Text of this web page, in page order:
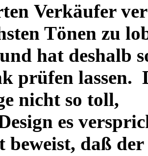
Verkäufer
Tönen zu
hat deshalb
prüfen lassen.
nicht so toll,
es
beweist, daß